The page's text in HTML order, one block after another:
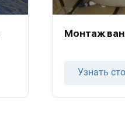
Монтаж
Узнать